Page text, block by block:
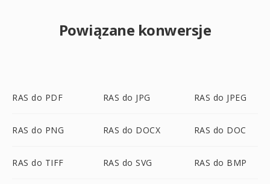
Powiązane konwersje
RAS do PDF RAS do JPG RAS do JPEG
RAS do PNG RAS do DOCX RAS do DOC
RAS do TIFF RAS do SVG RAS do BMP